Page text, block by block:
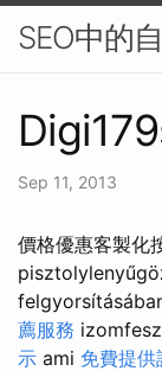
SEO中的
Sep 11, 2013
價格優惠客製化
薦服務
示 ami 免費提供